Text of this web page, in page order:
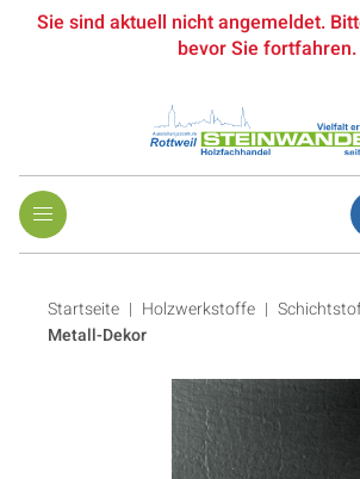
Sie sind aktuell nicht angemeldet.
bevor Sie fortfahren.
Startseite Holzwerkstoffe |
Metall-Dekor